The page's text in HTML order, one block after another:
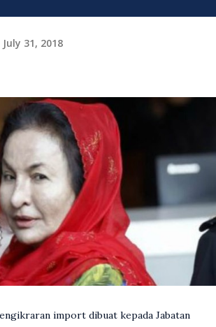
July 31, 2018
import dibuat kepada Jabatan